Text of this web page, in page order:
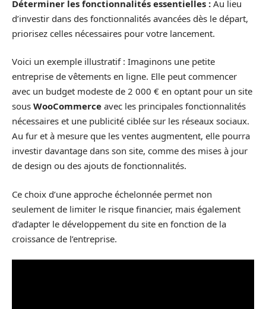
Déterminer les fonctionnalités essentielles : Au lieu
d’investir dans des fonctionnalités avancées dès le départ,
priorisez celles nécessaires pour votre lancement.
Voici un exemple illustratif : Imaginons une petite
entreprise de vêtements en ligne. Elle peut commencer
avec un budget modeste de 2 000 € en optant pour un site
sous WooCommerce avec les principales fonctionnalités
nécessaires et une publicité ciblée sur les réseaux sociaux.
Au fur et à mesure que les ventes augmentent, elle pourra
investir davantage dans son site, comme des mises à jour
de design ou des ajouts de fonctionnalités.
Ce choix d’une approche échelonnée permet non
seulement de limiter le risque financier, mais également
d’adapter le développement du site en fonction de la
croissance de l’entreprise.